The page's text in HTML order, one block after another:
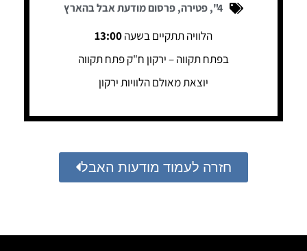
4"
,פטירה,פרסום מודעת אבל בהארץ
הלוויה תתקיים בשעה13:00
בפתח תקווה – ירקון ח"ק פתח תקווה
יוצאת מאולם הלוויות ירקון
חזרה לעמוד מודעות האבל